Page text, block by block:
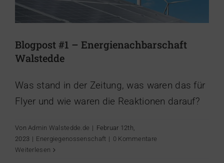
Blogpost #1 – Energienachbarschaft
Walstedde
Was stand in der Zeitung, was waren das für
Flyer und wie waren die Reaktionen darauf?
VonAdmin Walstedde.de | Februar 12th,
2023 | Energiegenossenschaft | 0 Kommentare
Weiterlesen